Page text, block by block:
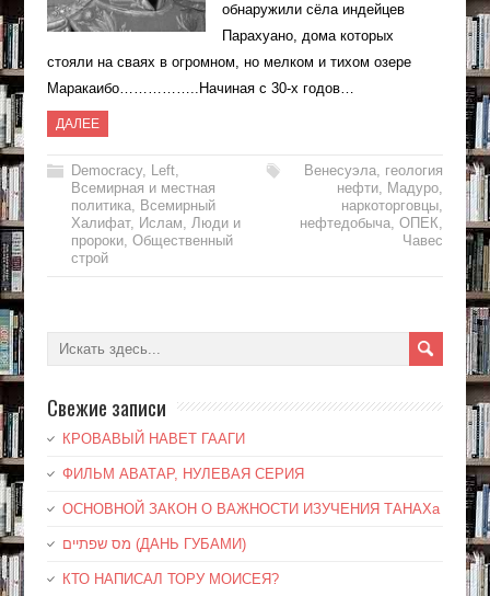
обнаружили сёла индейцев
Парахуано, дома которых
стояли на сваях в огромном, но мелком и тихом озере
Маракаибо……………..Начиная с 30-х годов…
ДАЛЕЕ
Democracy, Left,
Всемирная и местная
политика, Всемирный
Халифат, Ислам, Люди и
пророки, Общественный
строй
Венесуэла, геология
нефти, Мадуро,
наркоторговцы,
нефтедобыча,ОПЕК,
Чавес
Свежие записи
КРОВАВЫЙ НАВЕТ ГААГИ
ФИЛЬМ АВАТАР, НУЛЕВАЯ СЕРИЯ
ОСНОВНОЙ ЗАКОН О ВАЖНОСТИ ИЗУЧЕНИЯ ТАНАХа
מס שפתיים (ДАНЬ ГУБАМИ)
КТО НАПИСАЛ ТОРУ МОИСЕЯ?